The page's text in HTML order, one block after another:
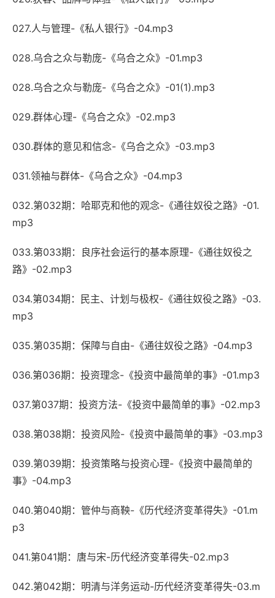
027.人与管理-《私人银行》-04.mp3
028.乌合之众与勒庞-《乌合之众》-01.mp3
028.乌合之众与勒庞-《乌合之众》-01(1).mp3
029.群体心理-《乌合之众》-02.mp3
030.群体的意见和信念-《乌合之众》-03.mp3
031.领袖与群体-《乌合之众》-04.mp3
032.第032期：哈耶克和他的观念-《通往奴役之路》-01.
mp3
033.第033期：良序社会运行的基本原理-《通往奴役之
路》-02.mp3
034.第034期：民主、计划与极权-《通往奴役之路》-03.
mp3
035.第035期：保障与自由-《通往奴役之路》-04.mp3
036.第036期：投资理念-《投资中最简单的事》-01.mp3
037.第037期：投资方法-《投资中最简单的事》-02.mp3
038.第038期：投资风险-《投资中最简单的事》-03.mp3
039.第039期：投资策略与投资心理-《投资中最简单的
事》-04.mp3
040.第040期：管仲与商鞅-《历代经济变革得失》-01.m
p3
041.第041期：唐与宋-历代经济变革得失-02.mp3
042.第042期：明清与洋务运动-历代经济变革得失-03.m